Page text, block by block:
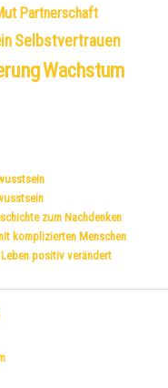
Partnerschaft
Selbstvertrauen
Wachstum
zum Nachdenken
komplizierten Menschen
positiv verändert